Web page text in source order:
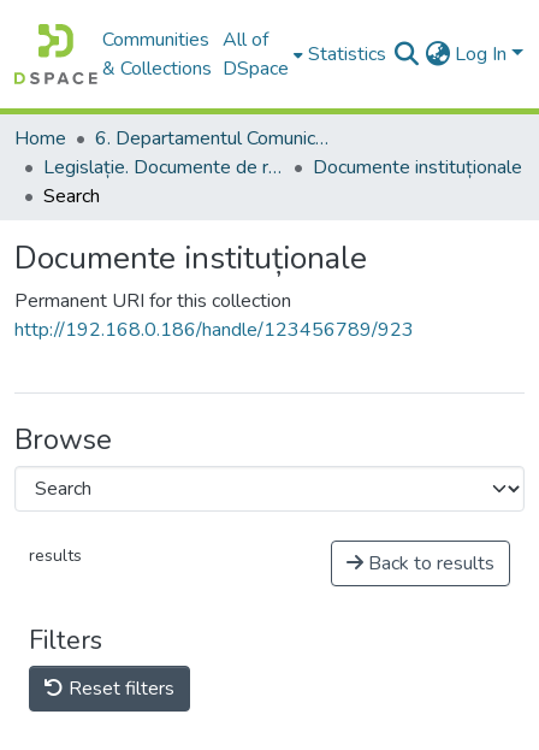
Communities
& Collections
All of
DSpace
Statistics Log In
Home
6. Departamentul Comunicare și Teoria Informării, USM
Legislație. Documente de reglementare
Documente instituționale
Search
Documente instituționale
Permanent URI for this collection
http://192.168.0.186/handle/123456789/923
Browse
results Back to results
Filters
Reset filters